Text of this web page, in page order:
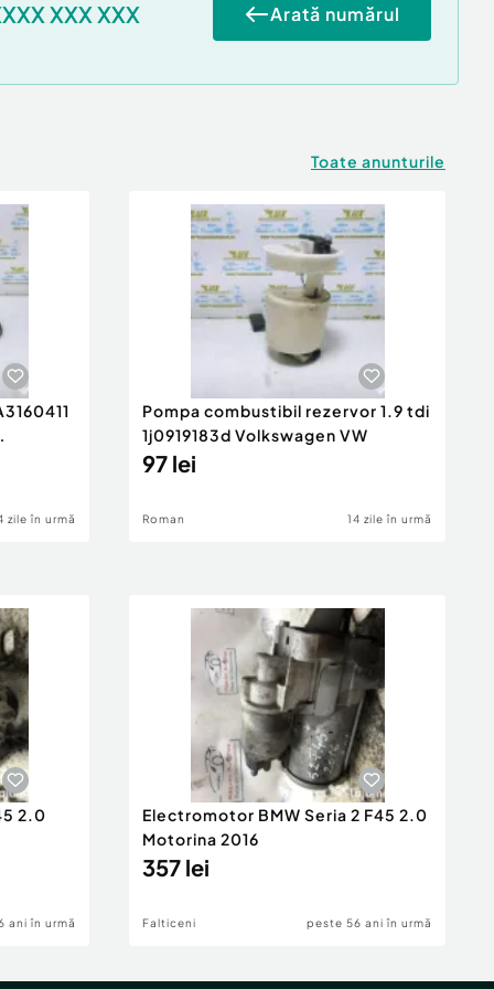
XXX XXX Arată numărul
Toate anunturile
zile în urmă
Pompa combustibil rezervor 1.9 tdi
1j0919183d Volkswagen VW
97 lei
Roman 14 zile în urmă
2.0
ani în urmă
Electromotor BMW Seria 2 F45 2.0
Motorina 2016
357 lei
Falticeni peste 56 ani în urmă